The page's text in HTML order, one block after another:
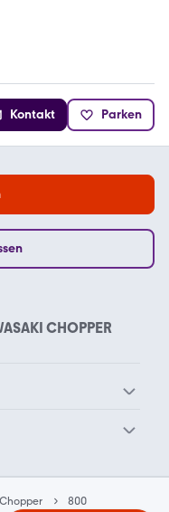
Kontakt Parken
CHOPPER
EN 500 A
Chopper 800